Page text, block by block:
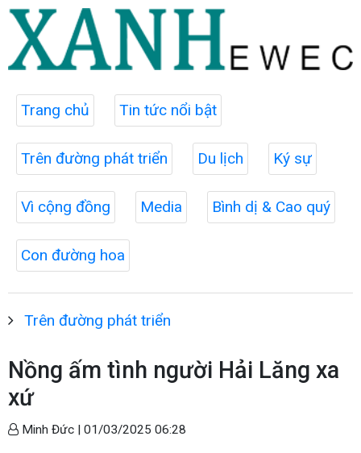
Trang chủ Tin tức nổi bật
Trên đường phát triển Du lịch Ký sự
Vì cộng đồng Media Bình dị & Cao quý
Con đường hoa
Trên đường phát triển
Nồng ấm tình người Hải Lăng xa
xứ
Minh Đức | 01/03/2025 06:28